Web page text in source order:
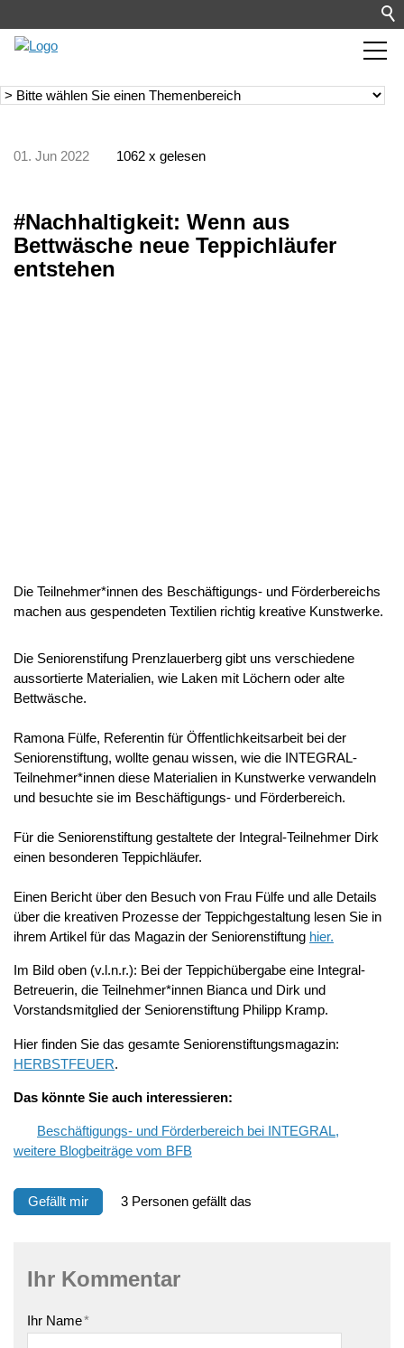
01. Jun 2022 1062 x gelesen
#Nachhaltigkeit: Wenn aus
Bettwäsche neue Teppichläufer
entstehen
Die Teilnehmer*innen des Beschäftigungs- und Förderbereichs
machen aus gespendeten Textilien richtig kreative Kunstwerke.
Die Seniorenstifung Prenzlauerberg gibt uns verschiedene
aussortierte Materialien, wie Laken mit Löchern oder alte
Bettwäsche.
Ramona Fülfe, Referentin für Öffentlichkeitsarbeit bei der
Seniorenstiftung, wollte genau wissen, wie die INTEGRAL-
Teilnehmer*innen diese Materialien in Kunstwerke verwandeln
und besuchte sie im Beschäftigungs- und Förderbereich.
Für die Seniorenstiftung gestaltete der Integral-Teilnehmer Dirk
einen besonderen Teppichläufer.
Einen Bericht über den Besuch von Frau Fülfe und alle Details
über die kreativen Prozesse der Teppichgestaltung lesen Sie in
ihrem Artikel für das Magazin der Seniorenstiftung hier.
Im Bild oben (v.l.n.r.): Bei der Teppichübergabe eine Integral-
Betreuerin, die Teilnehmer*innen Bianca und Dirk und
Vorstandsmitglied der Seniorenstiftung Philipp Kramp.
Hier finden Sie das gesamte Seniorenstiftungsmagazin:
HERBSTFEUER.
Das könnte Sie auch interessieren:
Beschäftigungs- und Förderbereich bei INTEGRAL,
weitere Blogbeiträge vom BFB
Gefällt mir 3 Personen gefällt das
Ihr Kommentar
Ihr Name*